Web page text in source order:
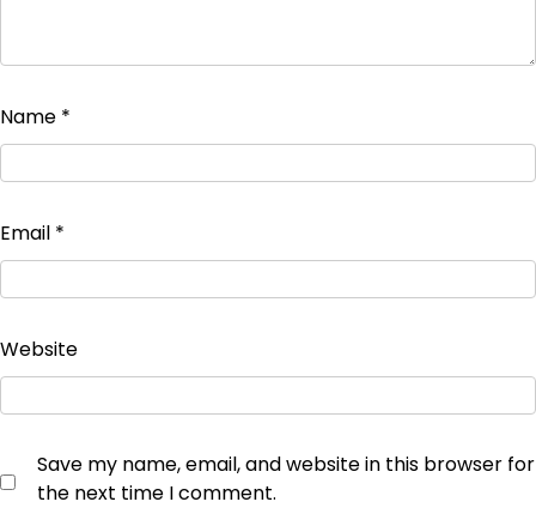
Name *
Email *
Website
Save my name, email, and website in this browser for
the next time I comment.